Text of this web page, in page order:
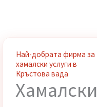
Най-добрата фирма за